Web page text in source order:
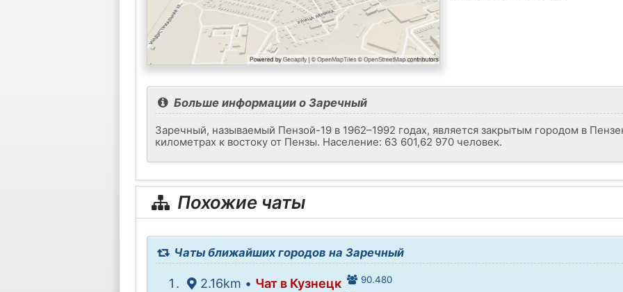
Больше информации о Заречный
Заречный, называемый Пензой-19 в 1962–1992 годах, является закрытым городом в
километрах к востоку от Пензы. Население: 63 601,62 970 человек.
Похожие чаты
Чаты ближайших городов на Заречный
2.16km • Чат в Кузнецк 90.480